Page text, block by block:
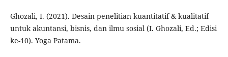
Ghozali, I. (2021). Desain penelitian kuantitatif & kualitatif
untuk akuntansi, bisnis, dan ilmu sosial (I. Ghozali, Ed.; Edisi
ke-10). Yoga Patama.